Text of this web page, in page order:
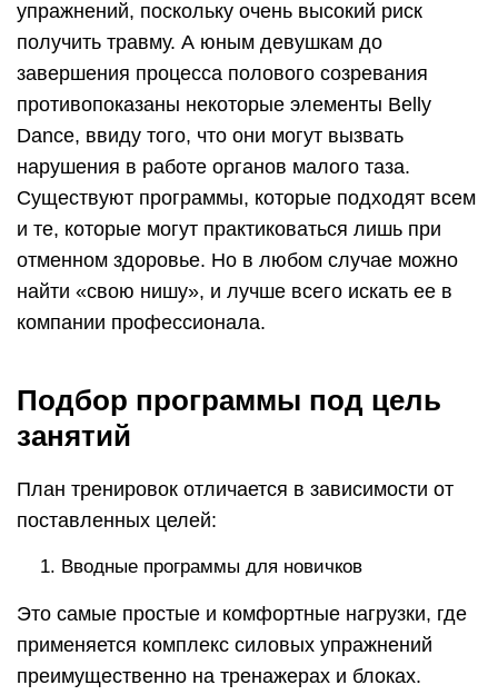
упражнений, поскольку очень высокий риск
получить травму. А юным девушкам до
завершения процесса полового созревания
противопоказаны некоторые элементы Belly
Dance, ввиду того, что они могут вызвать
нарушения в работе органов малого таза.
Существуют программы, которые подходят всем
и те, которые могут практиковаться лишь при
отменном здоровье. Но в любом случае можно
найти «свою нишу», и лучше всего искать ее в
компании профессионала.
Подбор программы под цель
занятий
План тренировок отличается в зависимости от
поставленных целей:
Вводные программы для новичков
Это самые простые и комфортные нагрузки, где
применяется комплекс силовых упражнений
преимущественно на тренажерах и блоках.